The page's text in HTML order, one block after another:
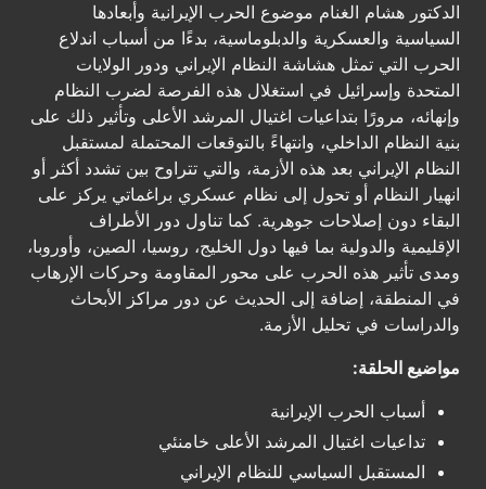
الدكتور هشام الغنام موضوع الحرب الإيرانية وأبعادها
السياسية والعسكرية والدبلوماسية، بدءًا من أسباب اندلاع
الحرب التي تمثل هشاشة النظام الإيراني ودور الولايات
المتحدة وإسرائيل في استغلال هذه الفرصة لضرب النظام
وإنهائه، مرورًا بتداعيات اغتيال المرشد الأعلى وتأثير ذلك على
بنية النظام الداخلي، وانتهاءً بالتوقعات المحتملة لمستقبل
النظام الإيراني بعد هذه الأزمة، والتي تتراوح بين تشدد أكثر أو
انهيار النظام أو تحول إلى نظام عسكري براغماتي يركز على
البقاء دون إصلاحات جوهرية. كما تناول دور الأطراف
الإقليمية والدولية بما فيها دول الخليج، روسيا، الصين، وأوروبا،
ومدى تأثير هذه الحرب على محور المقاومة وحركات الإرهاب
في المنطقة، إضافة إلى الحديث عن دور مراكز الأبحاث
والدراسات في تحليل الأزمة.
مواضيع الحلقة:
أسباب الحرب الإيرانية
تداعيات اغتيال المرشد الأعلى خامنئي
المستقبل السياسي للنظام الإيراني